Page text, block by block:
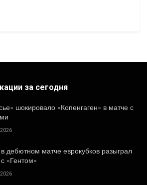
за сегодня
шокировало «Копенгаген» в матче с
дебютном матче еврокубков разыграл
«Гентом»